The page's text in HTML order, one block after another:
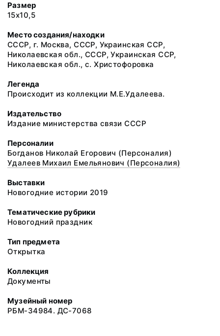
Размер
15х10,5
Место создания/находки
СССР, г. Москва, СССР, Украинская ССР,
Николаевская обл., СССР, Украинская ССР,
Николаевская обл., с. Христофоровка
Легенда
Происходит из коллекции М.Е.Удалеева.
Издательство
Издание министерства связи СССР
Персоналии
Богданов Николай Егорович (Персоналия)
Удалеев Михаил Емельянович (Персоналия)
Выставки
Новогодние истории 2019
Тематические рубрики
Новогодний праздник
Тип предмета
Открытка
Коллекция
Документы
Музейный номер
РБМ-34984. ДС-7068